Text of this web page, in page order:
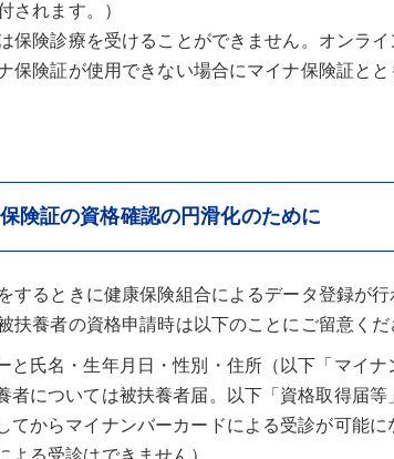
されます。）
保険診療を受けることができません。オンラ
保険証が使用できない場合にマイナ保険証と
険証の資格確認の円滑化のために
するときに健康保険組合によるデータ登録が
扶養者の資格申請時は以下のことにご留意くだ
と氏名・生年月日・性別・住所（以下「マイ
者については被扶養者届。以下「資格取得届
てからマイナンバーカードによる受診が可能
よる受診はできません）。